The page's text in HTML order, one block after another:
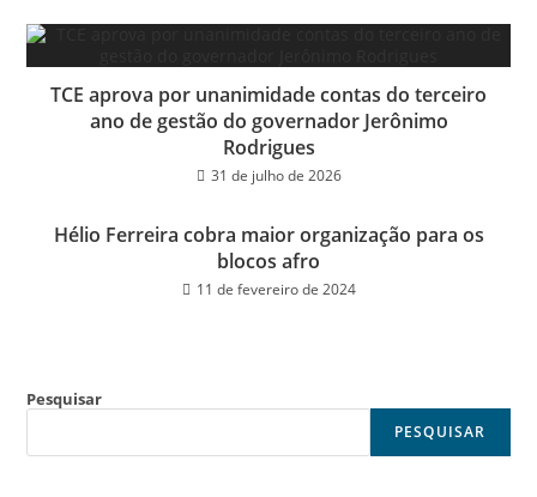
TCE aprova por unanimidade contas do terceiro
ano de gestão do governador Jerônimo
Rodrigues
31 de julho de 2026
Hélio Ferreira cobra maior organização para os
blocos afro
11 de fevereiro de 2024
Pesquisar
PESQUISAR